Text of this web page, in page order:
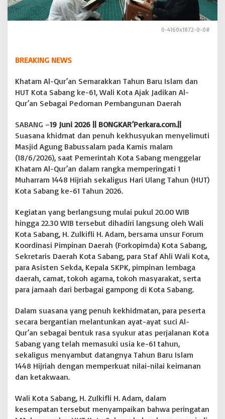
a
k
k
a
h
n
B
a
u
I
s
l
a
d
a
n
U
T
K
o
t
a
S
b
a
g
k
-
6
1
,
W
i
K
0-4160x1872-0-0#
BREAKING NEWS
Khatam Al-Qur’an Semarakkan Tahun Baru Islam dan
HUT Kota Sabang ke-61, Wali Kota Ajak Jadikan Al-
Qur’an Sebagai Pedoman Pembangunan Daerah
SABANG –19 Juni 2026 || BONGKAR’Perkara.com.||
Suasana khidmat dan penuh kekhusyukan menyelimuti
Masjid Agung Babussalam pada Kamis malam
(18/6/2026), saat Pemerintah Kota Sabang menggelar
Khatam Al-Qur’an dalam rangka memperingati 1
Muharram 1448 Hijriah sekaligus Hari Ulang Tahun (HUT)
Kota Sabang ke-61 Tahun 2026.
Kegiatan yang berlangsung mulai pukul 20.00 WIB
hingga 22.30 WIB tersebut dihadiri langsung oleh Wali
Kota Sabang, H. Zulkifli H. Adam, bersama unsur Forum
Koordinasi Pimpinan Daerah (Forkopimda) Kota Sabang,
Sekretaris Daerah Kota Sabang, para Staf Ahli Wali Kota,
para Asisten Sekda, Kepala SKPK, pimpinan lembaga
daerah, camat, tokoh agama, tokoh masyarakat, serta
para jamaah dari berbagai gampong di Kota Sabang.
Dalam suasana yang penuh kekhidmatan, para peserta
secara bergantian melantunkan ayat-ayat suci Al-
Qur’an sebagai bentuk rasa syukur atas perjalanan Kota
Sabang yang telah memasuki usia ke-61 tahun,
sekaligus menyambut datangnya Tahun Baru Islam
1448 Hijriah dengan memperkuat nilai-nilai keimanan
dan ketakwaan.
Wali Kota Sabang, H. Zulkifli H. Adam, dalam
kesempatan tersebut menyampaikan bahwa peringatan